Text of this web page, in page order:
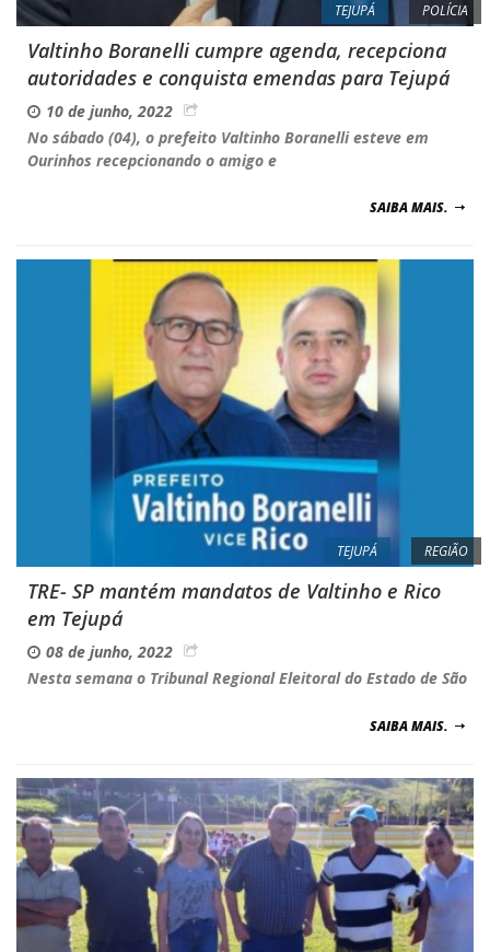
TEJUPÁ POLÍCIA
Valtinho Boranelli cumpre agenda, recepciona
autoridades e conquista emendas para Tejupá
10 de junho, 2022
No sábado (04), o prefeito Valtinho Boranelli esteve em
Ourinhos recepcionando o amigo e
SAIBA MAIS.
TEJUPÁ REGIÃO
TRE- SP mantém mandatos de Valtinho e Rico
em Tejupá
08 de junho, 2022
Nesta semana o Tribunal Regional Eleitoral do Estado de São
SAIBA MAIS.